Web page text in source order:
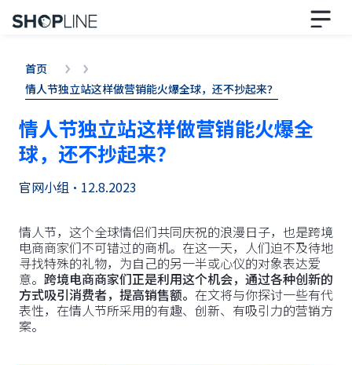
首页
情人节独立站这样做营销能火爆全球，还不抄起来？
情人节独立站这样做营销能火爆全
球，还不抄起来？
官网小组 • 12.8.2023
情人节，这个全球情侣们共同庆祝的浪漫日子，也是跨境
电商商家们不可错过的商机。在这一天，人们迫不及待地
寻找特殊的礼物，为自己的另一半或心仪的对象表达爱
意。 跨境电商商家们正是利用这个机会，通过各种创新的
方式吸引消费者，提高销售额。 在文将与你探讨一些有代
表性，在情人节所采用的有趣、创新、有吸引力的营销方
案。